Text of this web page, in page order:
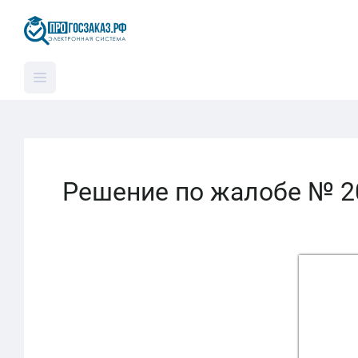
Решение по жалобе №